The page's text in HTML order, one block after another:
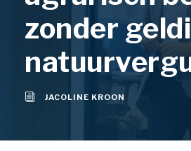
zonder
JACOLINE KROON